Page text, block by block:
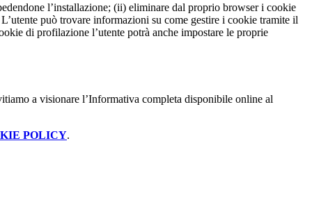
l’installazione; (ii) eliminare dal proprio browser i cookie
può trovare informazioni su come gestire i cookie tramite il
di profilazione l’utente potrà anche impostare le proprie
a visionare l’Informativa completa disponibile online al
POLICY.